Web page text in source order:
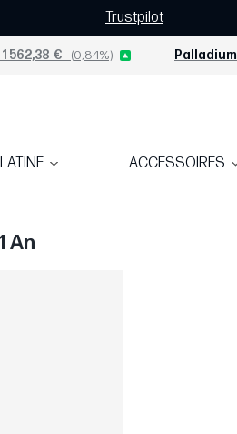
Trustpilot
1 562,38 € (0,84%) Palladium
ACCESSOIRES
An